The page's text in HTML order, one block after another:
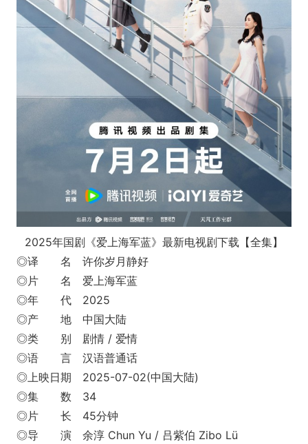
2025年国剧《爱上海军蓝》最新电视剧下载【全集】
◎译 名 许你岁月静好
◎片 名 爱上海军蓝
◎年 代 2025
◎产 地 中国大陆
◎类 别 剧情 / 爱情
◎语 言 汉语普通话
◎上映日期 2025-07-02(中国大陆)
◎集 数 34
◎片 长 45分钟
◎导 演 余淳 Chun Yu / 吕紫伯 Zibo Lü